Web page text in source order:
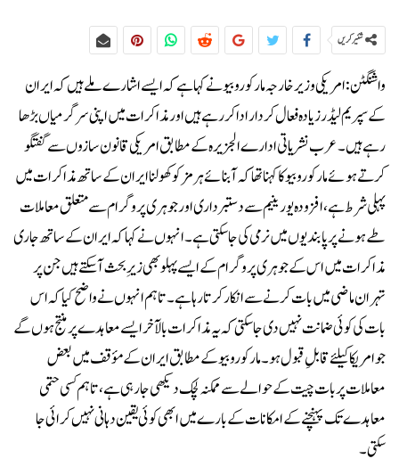
شئیر کریں
واشنگٹن:امریکی وزیر خارجہ مارکو روبیو نے کہا ہے کہ ایسے اشارے ملے ہیں کہ ایران
کے سپریم لیڈر زیادہ فعال کردار ادا کر رہے ہیں اور مذاکرات میں اپنی سرگرمیاں بڑھا
رہے ہیں۔عرب نشریاتی ادارے الجزیرہ کے مطابق امریکی قانون سازوں سے گفتگو
کرتے ہوئے مارکو روبیو کا کہنا تھا کہ آبنائے ہرمز کو کھولنا ایران کے ساتھ مذاکرات میں
پہلی شرط ہے، افزودہ یورینیم سے دستبرداری اور جوہری پروگرام سے متعلق معاملات
طے ہونے پر پابندیوں میں نرمی کی جا سکتی ہے۔انہوں نے کہا کہ ایران کے ساتھ جاری
مذاکرات میں اس کے جوہری پروگرام کے ایسے پہلو بھی زیرِ بحث آ سکتے ہیں جن پر
تہران ماضی میں بات کرنے سے انکار کرتا رہا ہے۔تاہم انہوں نے واضح کیا کہ اس
بات کی کوئی ضمانت نہیں دی جا سکتی کہ یہ مذاکرات بالآخر ایسے معاہدے پر منتج ہوں گے
جو امریکا کیلئے قابلِ قبول ہو۔مارکو روبیو کے مطابق ایران کے مؤقف میں بعض
معاملات پر بات چیت کے حوالے سے ممکنہ لچک دیکھی جا رہی ہے، تاہم کسی حتمی
معاہدے تک پہنچنے کے امکانات کے بارے میں ابھی کوئی یقین دہانی نہیں کرائی جا
سکتی۔